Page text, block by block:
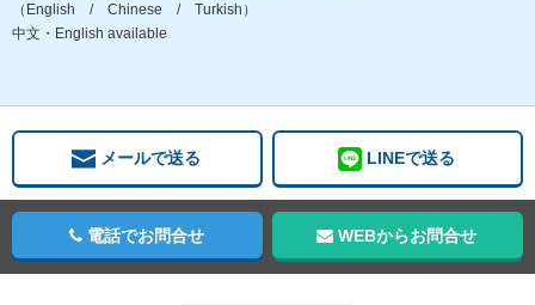
（English / Chinese / Turkish）
中文・English available
メールで送る LINEで送る
電話でお問合せ WEBからお問合せ